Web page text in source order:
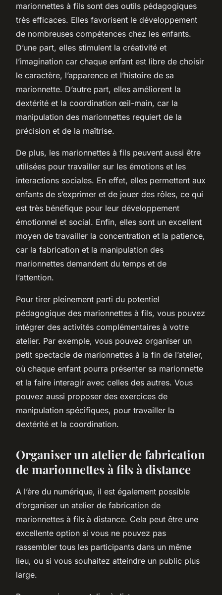
marionnettes à fils sont des outils pédagogiques
très efficaces. Elles favorisent le développement
de nombreuses compétences chez les enfants.
D’une part, elles stimulent la créativité et
l’imagination car chaque enfant est libre de choisir
le caractère, l’apparence et l’histoire de sa
marionnette. D’autre part, elles améliorent la
dextérité et la coordination œil-main, car la
manipulation des marionnettes requiert de la
précision et de la maîtrise.
De plus, les marionnettes à fils peuvent aussi être
utilisées pour travailler sur les émotions et les
interactions sociales. En effet, elles permettent aux
enfants de s’exprimer et de jouer des rôles, ce qui
est très bénéfique pour leur développement
émotionnel et social. Enfin, elles sont un excellent
moyen de travailler la concentration et la patience,
car la fabrication et la manipulation des
marionnettes demandent du temps et de
l’attention.
Pour tirer pleinement parti du potentiel
pédagogique des marionnettes à fils, vous pouvez
intégrer des activités complémentaires à votre
atelier. Par exemple, vous pouvez organiser un
petit spectacle de marionnettes à la fin de l’atelier,
où chaque enfant pourra présenter sa marionnette
et la faire interagir avec celles des autres. Vous
pouvez aussi proposer des exercices de
manipulation spécifiques, pour travailler la
dextérité et la coordination.
Organiser un atelier de fabrication
de marionnettes à fils à distance
A l’ère du numérique, il est également possible
d’organiser un atelier de fabrication de
marionnettes à fils à distance. Cela peut être une
excellente option si vous ne pouvez pas
rassembler tous les participants dans un même
lieu, ou si vous souhaitez atteindre un public plus
large.